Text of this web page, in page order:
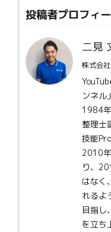
投稿者プロフィ
二見
株式会
ンネル
1984
整理士
技能
2010
り、
はなく
れるよ
目指し
を立ち